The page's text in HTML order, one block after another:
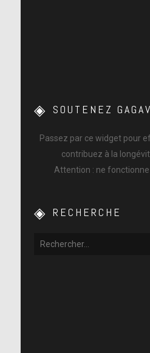
SOUTENEZ
Passez par ce widget pour
contribuez à la
Attention : ne
RECHERCHE